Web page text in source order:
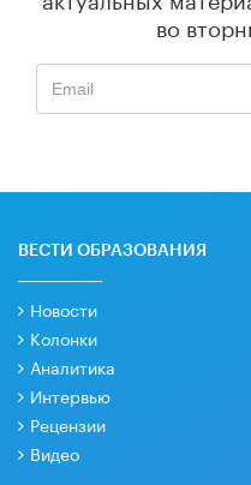
во
ВЕСТИ ОБРАЗОВАНИЯ
Новости
Колонки
Аналитика
Интервью
Рецензии
Видео